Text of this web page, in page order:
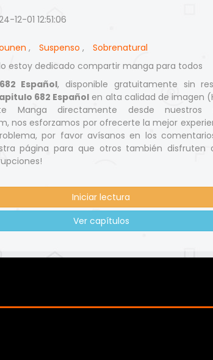
12-01 12:51:06
, Suspenso ,
Sobrenatural
estoy dedicado compartir manga para todos
Español, disponible gratuitamente sin
682 Español en alta calidad de imagen
Manga directamente desde nuestros
nos esforzamos por ofrecerte la mejor
por favor avísanos en los
página para que otros también disfruten
Iniciar lectura
Ver capítulos